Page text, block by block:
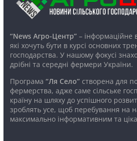
“News Агро-Центр”– інформаційне
які хочуть бути в курсі основних
господарства. У нашому фокусі
дрібні та середні фермери України.
Програма “Ля Село”створена для
фермерства, адже саме сільське
країну на шляху до успішного
зроблять усе, щоб перебування на
максимально інформативним та